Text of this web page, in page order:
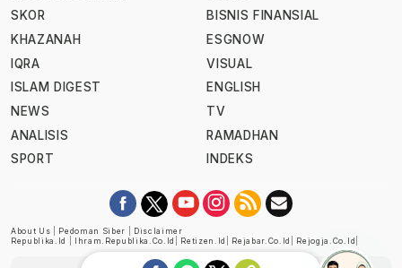
SKOR
KHAZANAH
IQRA
ISLAM DIGEST
NEWS
ANALISIS
SPORT
BISNIS FINANSIAL
ESGNOW
VISUAL
ENGLISH
TV
RAMADHAN
INDEKS
About Us Pedoman Siber
Disclaimer
Republika.id
Ihram.republika.co.id Retizen.id Rejabar.co.id Rejogja.co.id